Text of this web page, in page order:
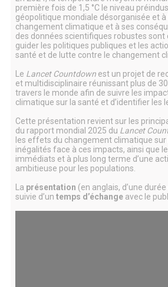
première fois de 1,5 °C le niveau
géopolitique mondiale désorganisée et à
changement climatique et à ses
des données scientifiques robustes sont
guider les politiques publiques et les
santé et de lutte contre le changement
Le Lancet Countdownest un projet de
et multidisciplinaire réunissant plus de
travers le monde afin de suivre les
climatique sur la santé et d’identifier les
Cette présentation revient sur les
du rapport mondial 2025 du Lancet
les effets du changement climatique sur
inégalités face à ces impacts, ainsi que
immédiats et à plus long terme d’une
ambitieuse pour les populations.
La présentation (en anglais, d’une
suivie d’un temps d’échangeavec le